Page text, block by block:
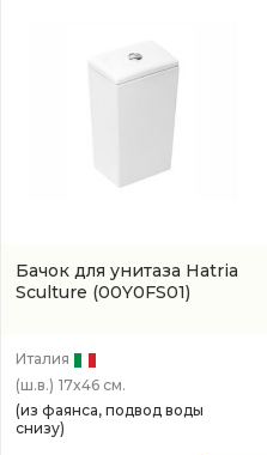
Бачок для унитаза Hatria
Sculture (00Y0FS01)
Италия
(ш.в.) 17x46 см.
(из фаянса, подвод воды
снизу)